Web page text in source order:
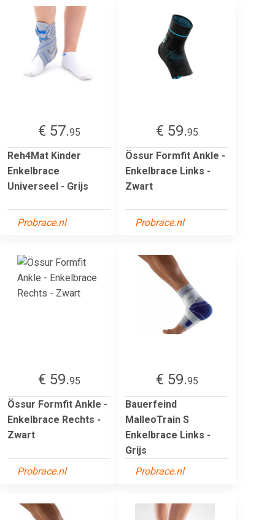
€ 57.95
Reh4Mat Kinder
Enkelbrace
Universeel - Grijs
Probrace.nl
€ 59.95
Össur Formfit Ankle -
Enkelbrace Links -
Zwart
Probrace.nl
€ 59.95
Össur Formfit Ankle -
Enkelbrace Rechts -
Zwart
Probrace.nl
€ 59.95
Bauerfeind
MalleoTrain S
Enkelbrace Links -
Grijs
Probrace.nl